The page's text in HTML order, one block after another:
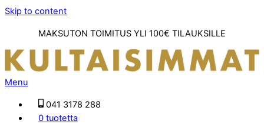
Skip to content
MAKSUTON TOIMITUS YLI 100€ TILAUKSILLE
Menu
041 3178 288
0 tuotetta